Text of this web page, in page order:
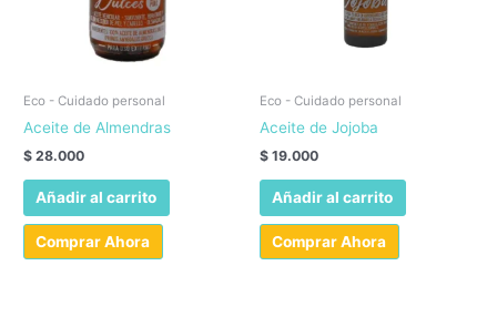
Eco - Cuidado personal
Aceite de Almendras
$ 28.000
Añadir al carrito
Comprar Ahora
Eco - Cuidado personal
Aceite de Jojoba
$ 19.000
Añadir al carrito
Comprar Ahora